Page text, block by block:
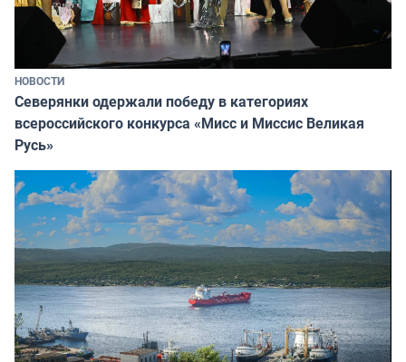
НОВОСТИ
Северянки одержали победу в категориях
всероссийского конкурса «Мисс и Миссис Великая
Русь»